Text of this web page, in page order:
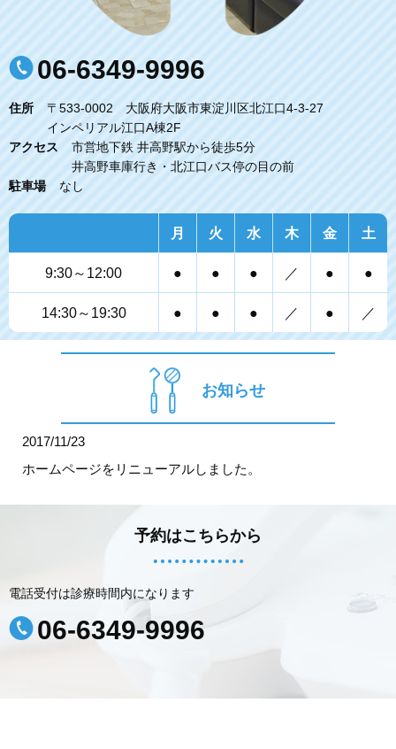
06-6349-9996
住所
〒533-0002 大阪府大阪市東淀川区北江口4-3-27
インペリアル江口A棟2F
アクセス
市営地下鉄 井高野駅から徒歩5分
井高野車庫行き・北江口バス停の目の前
駐車場
なし
月 火 水 木 金 土
9:30～12:00 ● ● ● ／ ● ●
14:30～19:30 ● ● ● ／ ● ／
お知らせ
2017/11/23
ホームページをリニューアルしました。
予約はこちらから
電話受付は診療時間内になります
06-6349-9996